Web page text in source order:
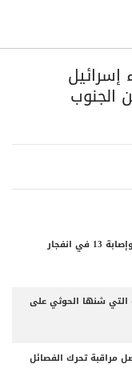
إسرائيل
الجنوب
وزارة الصحة السورية: مقتل شخصين وإصابة 13 في انفجار
التي شنها الحوثي على
مراقبة تحرك الفصائل